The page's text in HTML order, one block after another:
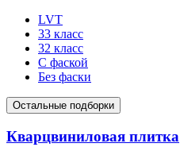
LVT
33 класс
32 класс
С фаской
Без фаски
Остальные подборки
Кварцвиниловая плитка